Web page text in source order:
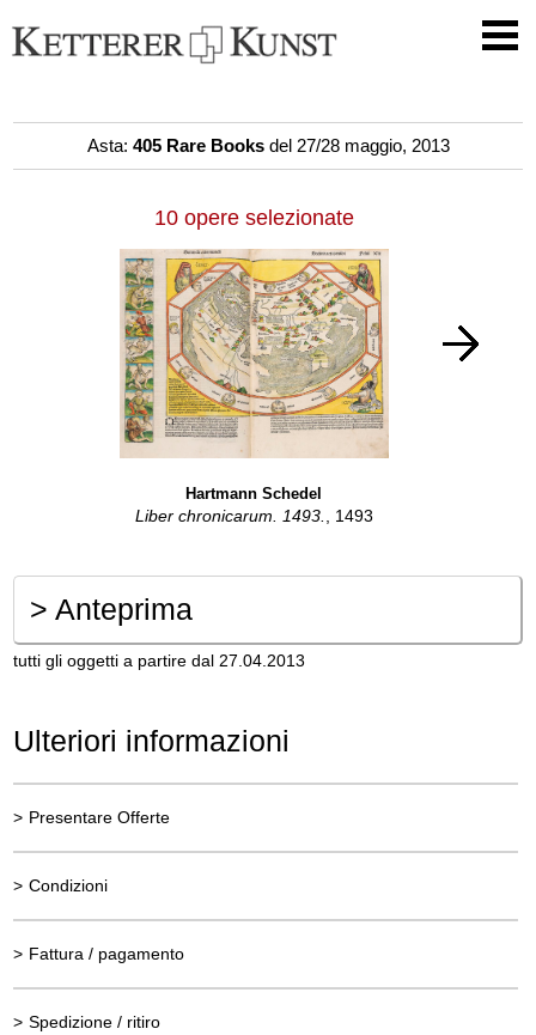
Asta: 405 Rare Booksdel 27/28 maggio, 2013
10 opere selezionate
Hartmann Schedel
Liber chronicarum. 1493., 1493
>Anteprima
tutti gli oggetti a partire dal 27.04.2013
Ulteriori informazioni
> Presentare Offerte
> Condizioni
> Fattura / pagamento
> Spedizione / ritiro